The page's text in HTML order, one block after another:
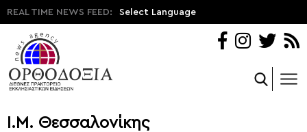
REAL TIME NEWS FEED: Select Language
Ι.Μ. Θεσσαλονίκης